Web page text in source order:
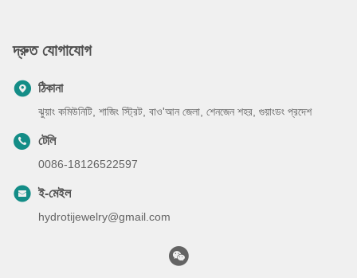
দ্রুত যোগাযোগ
ঠিকানা
ঝুয়াং কমিউনিটি, শাজিং স্ট্রিট, বাও'আন জেলা, শেনজেন শহর, গুয়াংডং প্রদেশ
টেলি
0086-18126522597
ই-মেইল
hydrotijewelry@gmail.com